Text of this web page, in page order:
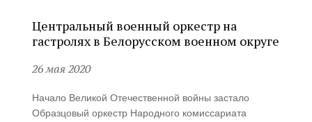
Центральный военный оркестр на
гастролях в Белорусском военном округе
26 мая 2020
Начало Великой Отечественной войны застало
Образцовый оркестр Народного комиссариата